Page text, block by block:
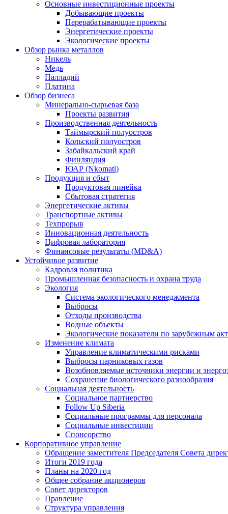
Основные инвестиционные проекты
Добывающие проекты
Перерабатывающие проекты
Энергетические проекты
Экологические проекты
Обзор рынка металлов
Никель
Медь
Палладий
Платина
Обзор бизнеса
Минерально-сырьевая база
Проекты развития
Производственная деятельность
Таймырский полуостров
Кольский полуостров
Забайкальский край
Финляндия
ЮАР (Nkomati)
Продукция и сбыт
Продуктовая линейка
Сбытовая стратегия
Энергетические активы
Транспортные активы
Техпрорыв
Инновационная деятельность
Цифровая лаборатория
Финансовые результаты (MD&A)
Устойчивое развитие
Кадровая политика
Промышленная безопасность и охрана труда
Экология
Система экологического менеджмента
Выбросы
Отходы производства
Водные объекты
Экологические показатели по зарубежным
Изменение климата
Управление климатическими рисками
Выбросы парниковых газов
Возобновляемые источники энергии и
Сохранение биологического разнообразия
Социальная деятельность
Социальное партнерство
Follow Up Siberia
Социальные программы для персонала
Социальные инвестиции
Спонсорство
Корпоративное управление
Обращение заместителя Председателя Совета
Итоги 2019 года
Планы на 2020 год
Общее собрание акционеров
Совет директоров
Правление
Структура управления